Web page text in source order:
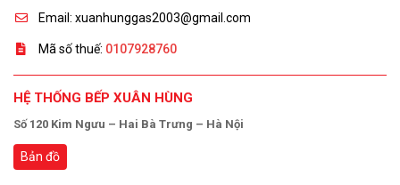
Email: xuanhunggas2003@gmail.com
Mã số thuế: 0107928760
HỆ THỐNG BẾP XUÂN HÙNG
Số 120 Kim Ngưu – Hai Bà Trưng – Hà Nội
Bản đồ